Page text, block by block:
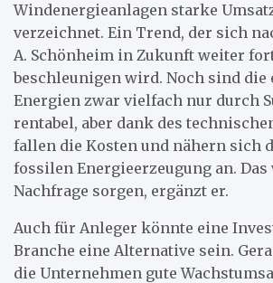
Windenergieanlagen starke
verzeichnet. Ein Trend, der sich
A. Schönheim in Zukunft weiter
beschleunigen wird. Noch sind die
Energien zwar vielfach nur durch
rentabel, aber dank des
fallen die Kosten und nähern sich
fossilen Energieerzeugung an.
Nachfrage sorgen, ergänzt er.
Auch für Anleger könnte eine
Branche eine Alternative sein.
die Unternehmen gute